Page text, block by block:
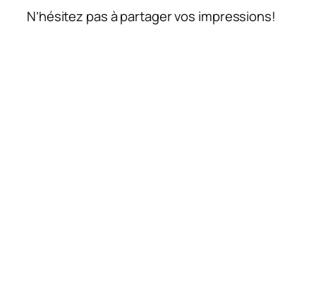
N’hésitez pas à partager vos impressions!